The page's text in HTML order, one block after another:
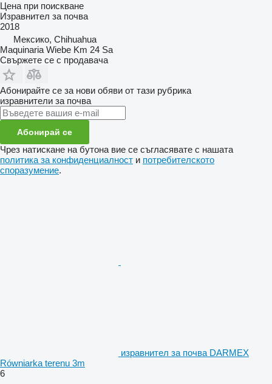
Цена при поискване
Изравнител за почва
2018
Мексико, Chihuahua
Maquinaria Wiebe Km 24 Sa
Свържете се с продавача
Абонирайте се за нови обяви от тази рубрика
изравнители за почва
Абонирай се
Чрез натискане на бутона вие се съгласявате с нашата
политика за конфиденциалност и потребителското
споразумение.
изравнител за почва DARMEX
Równiarka terenu 3m
6